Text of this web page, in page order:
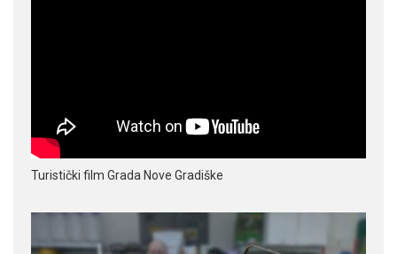
Turistički film Grada Nove Gradiške